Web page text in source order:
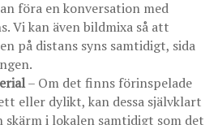
föra en konversation med
Vi kan även bildmixa så att
på distans syns samtidigt, sida
– Om det finns förinspelade
eller dylikt, kan dessa självklart
skärm i lokalen samtidigt som det